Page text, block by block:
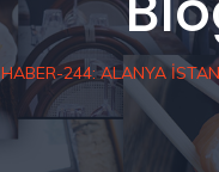
HABER-244: ALANYA